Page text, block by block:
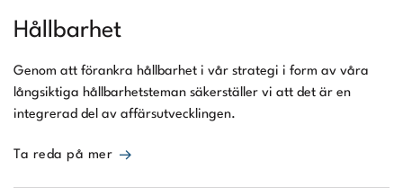
Hållbarhet
Genom att förankra hållbarhet i vår strategi i form av våra
långsiktiga hållbarhetsteman säkerställer vi att det är en
integrerad del av affärsutvecklingen.
Ta reda på mer